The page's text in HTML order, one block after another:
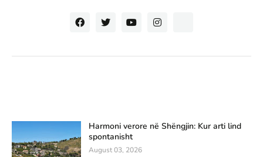
Harmoni verore në Shëngjin: Kur arti lind
spontanisht
August 03, 2026